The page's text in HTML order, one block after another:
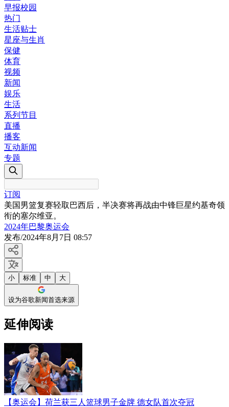
早报校园
热门
生活贴士
星座与生肖
保健
体育
视频
新闻
娱乐
生活
系列节目
直播
播客
互动新闻
专题
订阅
美国男篮复赛轻取巴西后，半决赛将再战由中锋巨星约基奇领
衔的塞尔维亚。
2024年巴黎奥运会
发布/2024年8月7日 08:57
小 标准 中 大
设为谷歌新闻首选来源
延伸阅读
【奥运会】荷兰获三人篮球男子金牌 德女队首次夺冠